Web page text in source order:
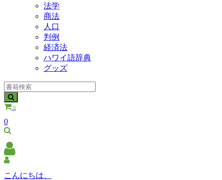
法学
商法
人口
判例
経済法
ハワイ語辞典
グッズ
0
0
こんにちは、